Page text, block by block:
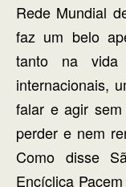
Rede Mundial
faz um belo
tanto na vida
internacionais,
falar e agir
perder e nem
Como disse
Encíclica